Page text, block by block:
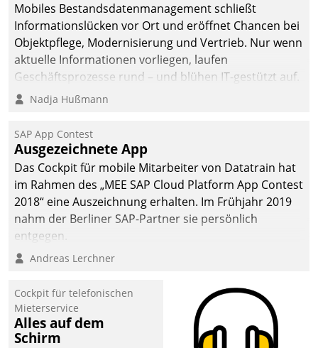
Mobiles Bestandsdatenmanagement schließt
Informationslücken vor Ort und eröffnet Chancen bei
Objektpflege, Modernisierung und Vertrieb. Nur wenn
aktuelle Informationen vorliegen, laufen
Geschäftsprozesse rund – und blühen IT-gestützt auf.
Nadja Hußmann
SAP App Contest
Ausgezeichnete App
Das Cockpit für mobile Mitarbeiter von Datatrain hat
im Rahmen des „MEE SAP Cloud Platform App Contest
2018“ eine Auszeichnung erhalten. Im Frühjahr 2019
nahm der Berliner SAP-Partner sie persönlich
entgegen.
Andreas Lerchner
Cockpit für telefonischen
Mieterservice
Alles auf dem
Schirm